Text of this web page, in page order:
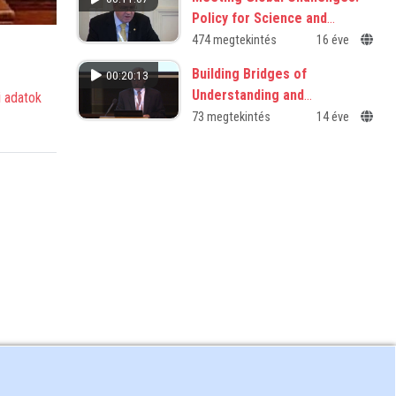
adatok
Policy for Science and
Science for Policy
474 megtekintés 16 éve
00:20:13
Building Bridges of
Understanding and
Cooperation Through
73 megtekintés 14 éve